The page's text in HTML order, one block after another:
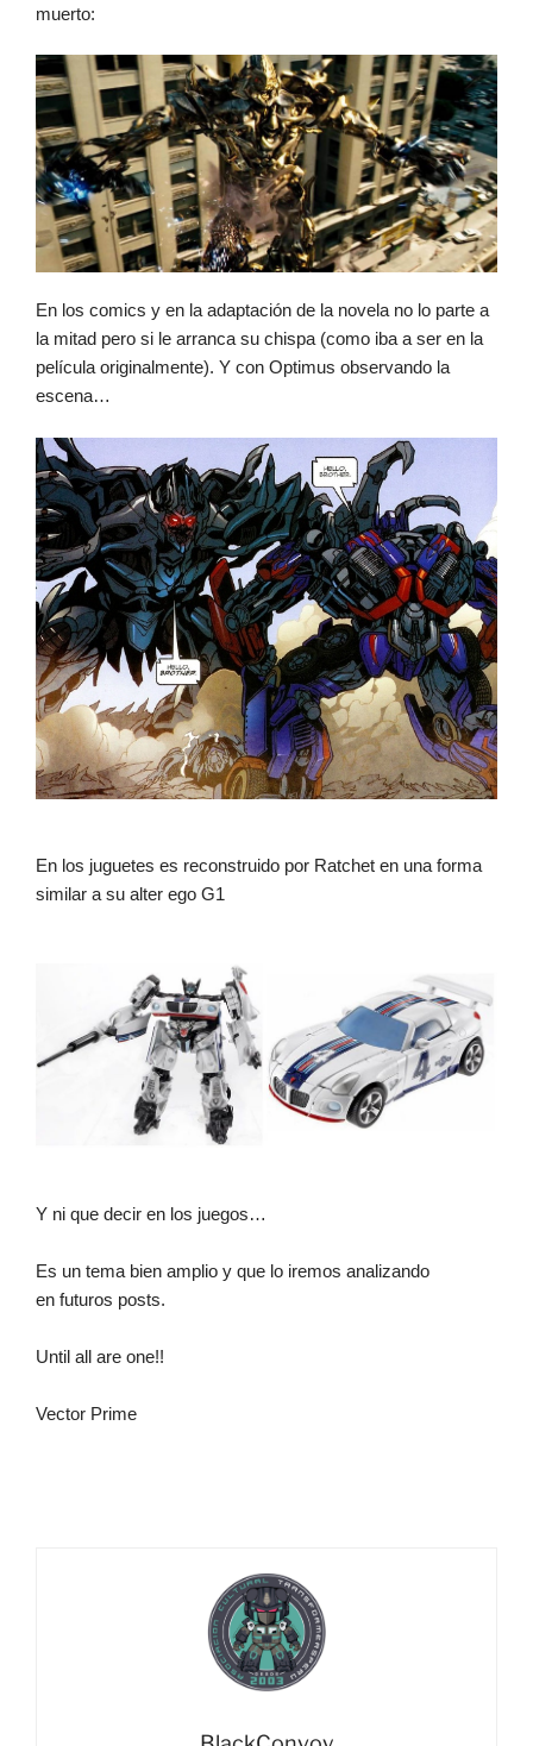
muerto:
En los comics y en la adaptación de la novela no lo parte a
la mitad pero si le arranca su chispa (como iba a ser en la
película originalmente). Y con Optimus observando la
escena…
En los juguetes es reconstruido por Ratchet en una forma
similar a su alter ego G1
Y ni que decir en los juegos…
Es un tema bien amplio y que lo iremos analizando
en futuros posts.
Until all are one!!
Vector Prime